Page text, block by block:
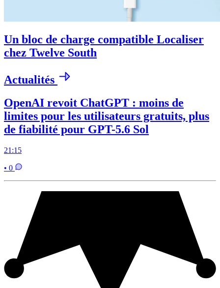
Un bloc de charge compatible Localiser
chez Twelve South
Actualités
OpenAI revoit ChatGPT : moins de
limites pour les utilisateurs gratuits, plus
de fiabilité pour GPT-5.6 Sol
21:15
• 0